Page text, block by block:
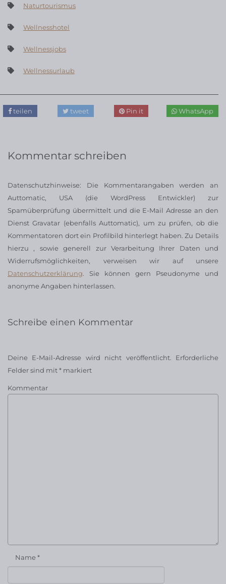
Naturtourismus
Wellnesshotel
Wellnessjobs
Wellnessurlaub
teilen tweet Pin it WhatsApp
Kommentar schreiben
Datenschutzhinweise: Die Kommentarangaben werden an
Auttomatic, USA (die WordPress Entwickler) zur
Spamüberprüfung übermittelt und die E-Mail Adresse an den
Dienst Gravatar (ebenfalls Auttomatic), um zu prüfen, ob die
Kommentatoren dort ein Profilbild hinterlegt haben. Zu Details
hierzu , sowie generell zur Verarbeitung Ihrer Daten und
Widerrufsmöglichkeiten, verweisen wir auf unsere
Datenschutzerklärung. Sie können gern Pseudonyme und
anonyme Angaben hinterlassen.
Schreibe einen Kommentar
Deine E-Mail-Adresse wird nicht veröffentlicht.
Erforderliche
Felder sind mit* markiert
Kommentar
Name*